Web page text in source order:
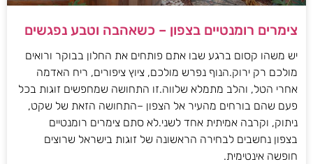
צימרים רומנטיים בצפון – כשאהבה וטבע נפגשים
יש משהו קסום ברגע שבו אתם פותחים את החלון בבוקר ורואים
מולכם רק ירוק.הנוף נפרש מולכם, ציוץ ציפורים, ריח האדמה
אחרי הטל, והלב מתמלא שלווה.זו התחושה שמחפשים זוגות בכל
פעם שהם בורחים מהעיר אל הצפון –התחושה הזאת של שקט,
ניתוק, וקרבה אמיתית אחד לשני.לא סתם צימרים רומנטיים
בצפון נחשבים לבחירה הראשונה של זוגות בישראל שרוצים
חופשה אינטימית.